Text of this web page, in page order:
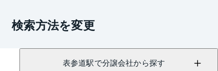
検索方法を変更
表参道駅で分譲会社から探す